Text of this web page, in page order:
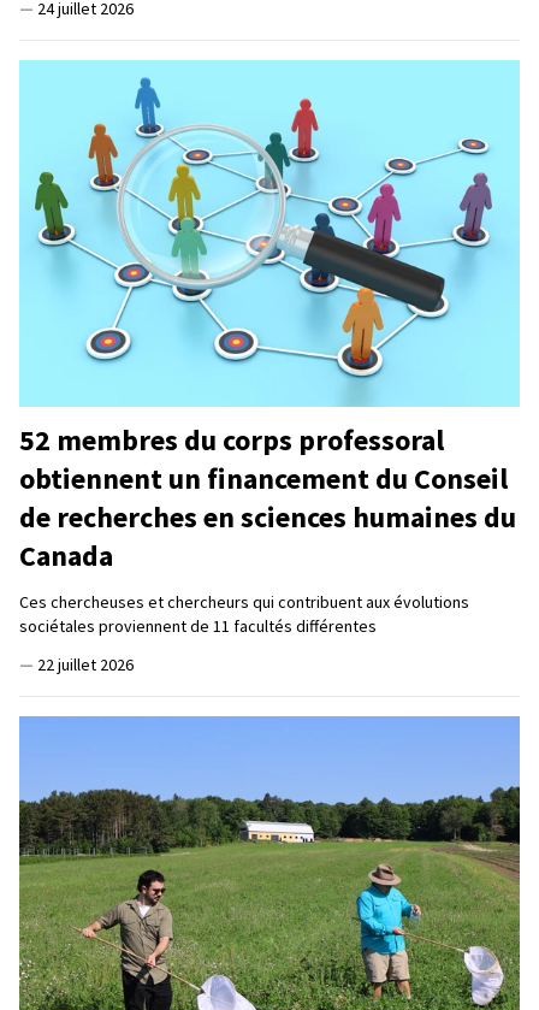
— 24 juillet 2026
52 membres du corps professoral
obtiennent un financement du Conseil
de recherches en sciences humaines du
Canada
Ces chercheuses et chercheurs qui contribuent aux évolutions
sociétales proviennent de 11 facultés différentes
— 22 juillet 2026